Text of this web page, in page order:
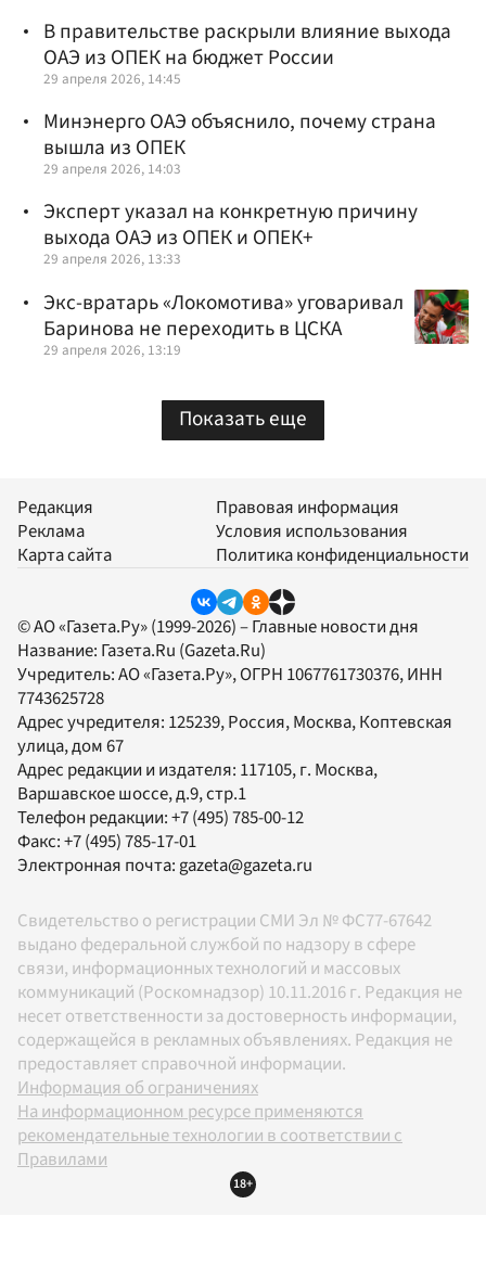
В правительстве раскрыли влияние выхода
ОАЭ из ОПЕК на бюджет России
29 апреля 2026, 14:45
Минэнерго ОАЭ объяснило, почему страна
вышла из ОПЕК
29 апреля 2026, 14:03
Эксперт указал на конкретную причину
выхода ОАЭ из ОПЕК и ОПЕК+
29 апреля 2026, 13:33
Экс-вратарь «Локомотива» уговаривал
Баринова не переходить в ЦСКА
29 апреля 2026, 13:19
Показать еще
Редакция
Реклама
Карта сайта
Правовая информация
Условия использования
Политика конфиденциальности
© АО «Газета.Ру» (1999-2026) – Главные новости дня
Название: Газета.Ru (Gazeta.Ru)
Учредитель:АО «Газета.Ру», ОГРН 1067761730376, ИНН
7743625728
Адрес учредителя: 125239, Россия, Москва, Коптевская
улица, дом 67
Адрес редакции и издателя: 117105, г. Москва,
Варшавское шоссе, д.9, стр.1
Телефон редакции:+7 (495) 785-00-12
Факс:+7 (495) 785-17-01
Электронная почта:gazeta@gazeta.ru
Свидетельство о регистрации СМИ Эл № ФС77-67642
выдано федеральной службой по надзору в сфере
связи, информационных технологий и массовых
коммуникаций (Роскомнадзор) 10.11.2016 г. Редакция не
несет ответственности за достоверность информации,
содержащейся в рекламных объявлениях. Редакция не
предоставляет справочной информации.
Информация об ограничениях
На информационном ресурсе применяются
рекомендательные технологии в соответствии с
Правилами
18+